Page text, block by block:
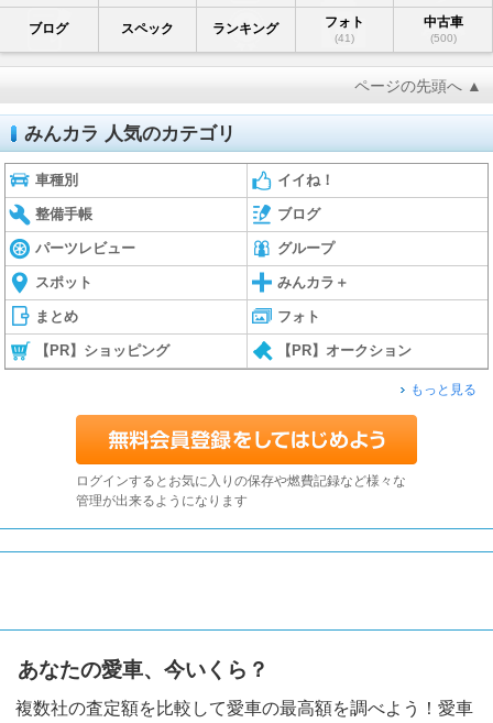
ブログ スペック ランキング フォト
(41)
中古車
(500)
ページの先頭へ ▲
みんカラ 人気のカテゴリ
車種別 イイね！
整備手帳 ブログ
パーツレビュー グループ
スポット みんカラ＋
まとめ フォト
【PR】ショッピング 【PR】オークション
もっと見る
ログインするとお気に入りの保存や燃費記録など様々な
管理が出来るようになります
あなたの愛車、今いくら？
複数社の査定額を比較して愛車の最高額を調べよう！愛車